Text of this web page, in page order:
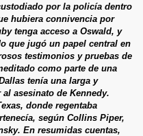
por la policía dentro
hubiera connivencia por
tenga acceso a Oswald, y
que jugó un papel central en
testimonios y pruebas de
como parte de una
tenía una larga y
asesinato de Kennedy.
donde regentaba
según Collins Piper,
En resumidas cuentas,